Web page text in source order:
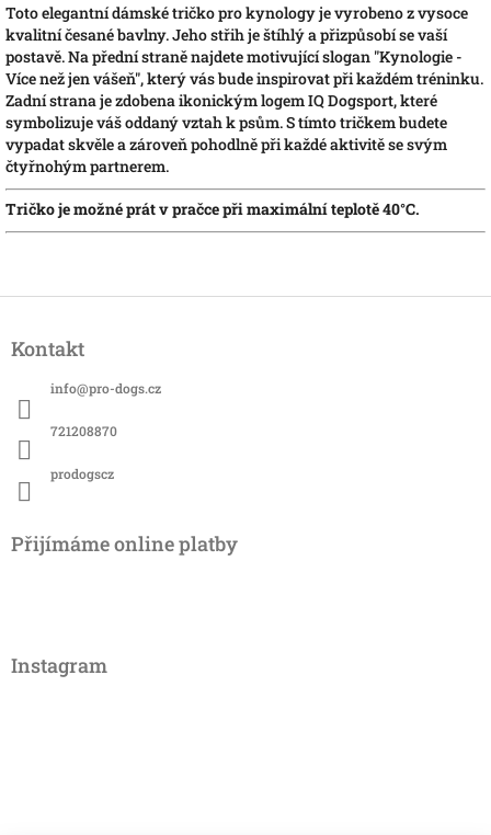
Toto elegantní dámské tričko pro kynology je vyrobeno z vysoce
kvalitní česané bavlny. Jeho střih je štíhlý a přizpůsobí se vaší
postavě. Na přední straně najdete motivující slogan "Kynologie -
Více než jen vášeň", který vás bude inspirovat při každém tréninku.
Zadní strana je zdobena ikonickým logem IQ Dogsport, které
symbolizuje váš oddaný vztah k psům. S tímto tričkem budete
vypadat skvěle a zároveň pohodlně při každé aktivitě se svým
čtyřnohým partnerem.
Tričko je možné prát v pračce při maximální teplotě 40°C.
pKontakt
info@pro-dogs.cz
721208870
prodogscz
Přijímáme online platby
Instagram